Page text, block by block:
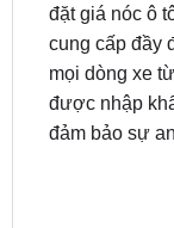
mọi dòng xe
được nhập
đảm bảo sự